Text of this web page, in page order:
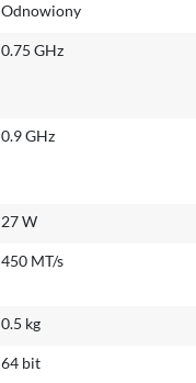
Odnowiony
0.75 GHz
0.9 GHz
27 W
450 MT/s
0.5 kg
64 bit